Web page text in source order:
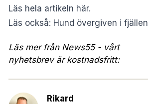
Läs hela artikeln här.
Läs också: Hund övergiven i fjällen
Läs mer från News55 - vårt
nyhetsbrev är kostnadsfritt:
Rikard